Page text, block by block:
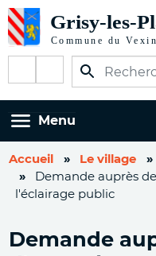
sociaux
Menu
Accueil Le village
Demande auprès
l'éclairage public
Demande